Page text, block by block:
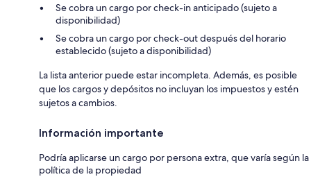
Se cobra un cargo por check-in anticipado (sujeto a
disponibilidad)
Se cobra un cargo por check-out después del horario
establecido (sujeto a disponibilidad)
La lista anterior puede estar incompleta. Además, es posible
que los cargos y depósitos no incluyan los impuestos y estén
sujetos a cambios.
Información importante
Podría aplicarse un cargo por persona extra, que varía según la
política de la propiedad